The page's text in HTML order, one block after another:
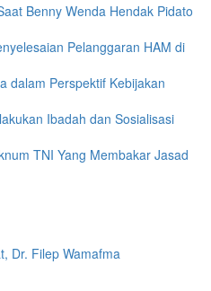
Benny Wenda Hendak Pidato
Pelanggaran HAM di
dalam Perspektif Kebijakan
Ibadah dan Sosialisasi
TNI Yang Membakar Jasad